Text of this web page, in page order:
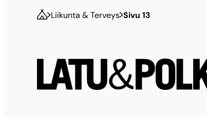
Liikunta & Terveys Sivu 13
Latu